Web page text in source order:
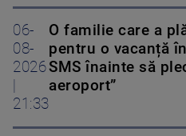
06-
08-
2026
21:33
O familie care a
pentru o vacanță
SMS înainte să
aeroport”